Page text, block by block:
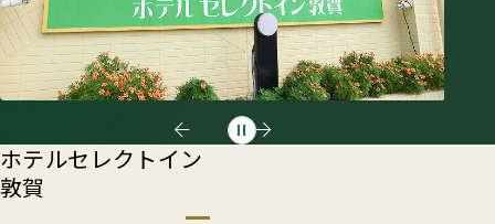
ホテルセレクトイン
敦賀